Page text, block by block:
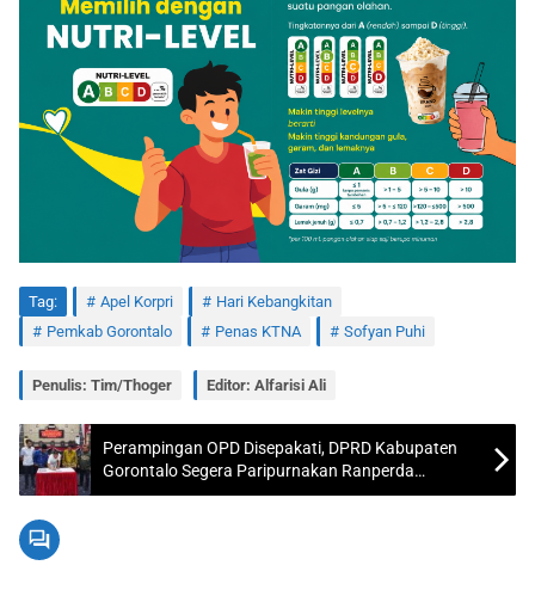
Tag: Apel Korpri
Hari Kebangkitan
Pemkab Gorontalo
Penas KTNA Sofyan Puhi
Penulis: Tim/Thoger Editor: Alfarisi Ali
Perampingan OPD Disepakati, DPRD Kabupaten
Gorontalo Segera Paripurnakan Ranperda
Perubahan SOTK